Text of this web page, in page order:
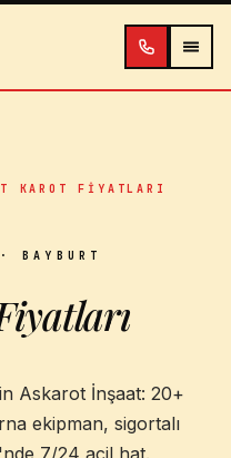
KAROT FIYATLARI
BAYBURT
Askarot İnşaat: 20+
ekipman, sigortalı
7/24 acil hat.